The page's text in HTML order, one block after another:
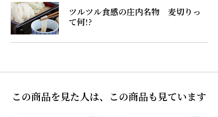
ツルツル食感の庄内名物 麦切りっ
て何!?
この商品を見た人は、この商品も見ています